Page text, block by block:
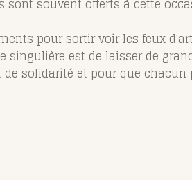
souvent offerts à cette
pour sortir voir les feux
est de laisser de
solidarité et pour que chacun